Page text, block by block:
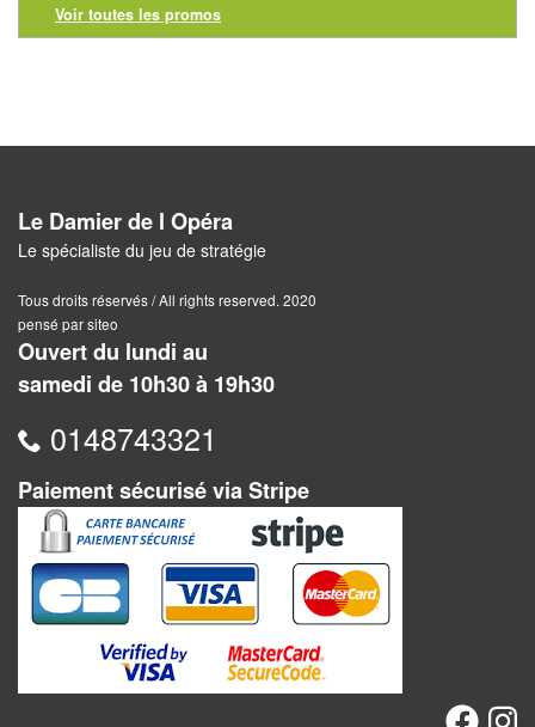
Pour
les
Pour
2
Ambiance
Coopératif
Gestion
Escape
Game
/
Enquête
Voir toutes les promos
Le Damier de l Opéra
Le spécialiste du jeu de stratégie
Tous droits réservés / All rights reserved. 2020
pensé par siteo
Ouvert du lundi au
samedi de 10h30 à 19h30
0148743321
Paiement sécurisé via Stripe